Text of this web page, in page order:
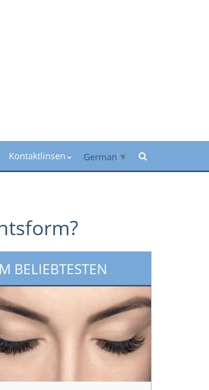
Kontaktlinsen German ▼
BELIEBTESTEN